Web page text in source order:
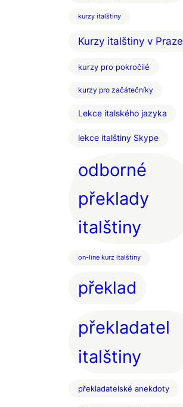
kurzy italštiny
Kurzy italštiny v Praze
kurzy pro pokročilé
kurzy pro začátečníky
Lekce italského jazyka
lekce italštiny Skype
odborné
překlady
italštiny
on-line kurz italštiny
překlad
překladatel
italštiny
překladatelské anekdoty